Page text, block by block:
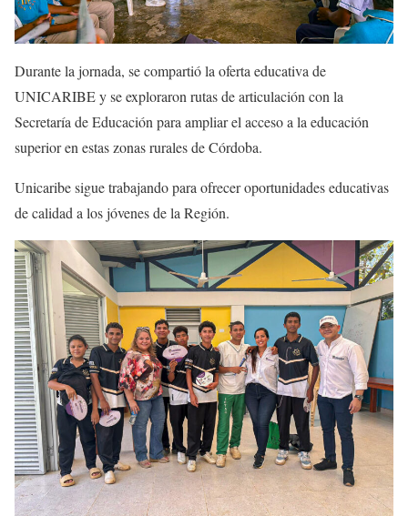
Durante la jornada, se compartió la oferta educativa de
UNICARIBE y se exploraron rutas de articulación con la
Secretaría de Educación para ampliar el acceso a la educación
superior en estas zonas rurales de Córdoba.
Unicaribe sigue trabajando para ofrecer oportunidades educativas
de calidad a los jóvenes de la Región.